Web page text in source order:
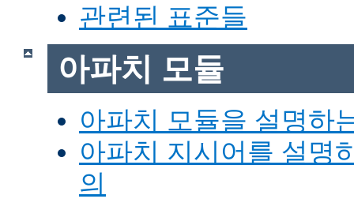
관련된 표준들
아파치 모듈
아파치 모듈을 설명하
아파치 지시어를 설명
의